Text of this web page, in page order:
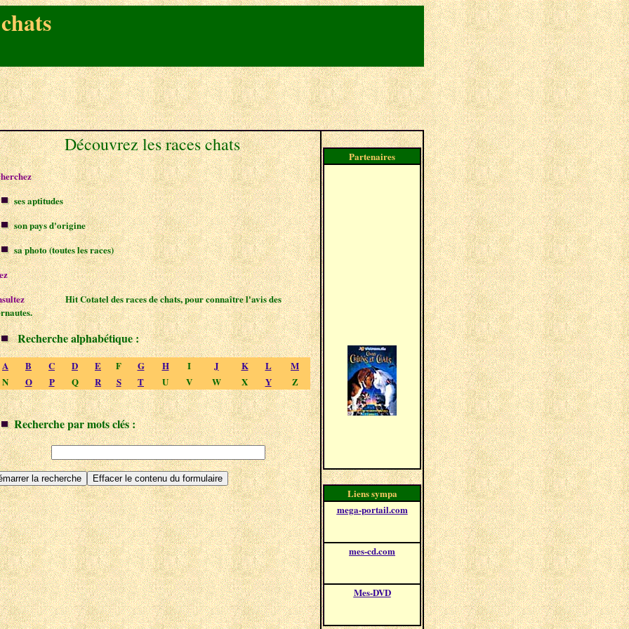
Découvrez les races chats
le chat de vos rêves en consultant :
ses aptitudes
son pays d'origine
sa photo (toutes les races)
pour votre race de chat préféré
ensuite leHit Cotatel des races de chats, pour connaître l'avis des
Recherche alphabétique :
A B C D E F G H I J K L
M
N
O P Q R S T U V W X Y Z
Recherche par mots clés :
:
Partenaires
Liens sympa
mega-portail.com
mes-cd.com
Mes-DVD